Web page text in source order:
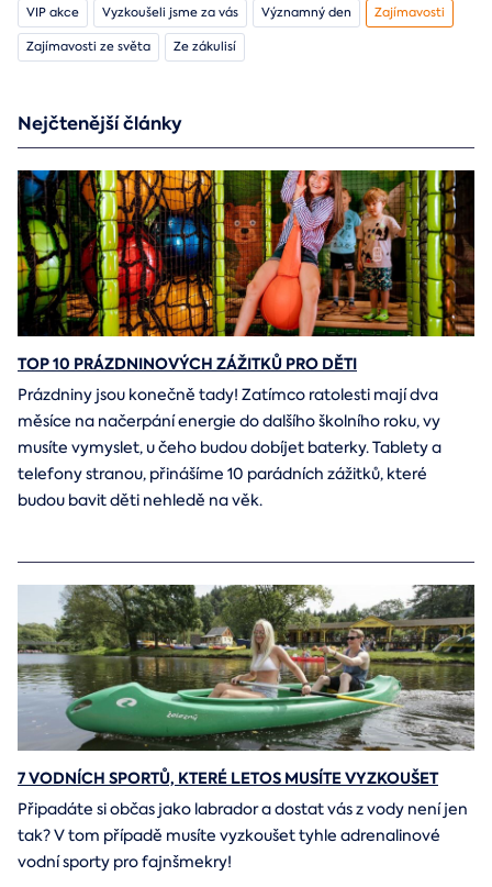
VIP akce Vyzkoušeli jsme za vás Významný den Zajímavosti
Zajímavosti ze světa Ze zákulisí
Nejčtenější články
TOP 10 PRÁZDNINOVÝCH ZÁŽITKŮ PRO DĚTI
Prázdniny jsou konečně tady! Zatímco ratolesti mají dva
měsíce na načerpání energie do dalšího školního roku, vy
musíte vymyslet, u čeho budou dobíjet baterky. Tablety a
telefony stranou, přinášíme 10 parádních zážitků, které
budou bavit děti nehledě na věk.
7 VODNÍCH SPORTŮ, KTERÉ LETOS MUSÍTE VYZKOUŠET
Připadáte si občas jako labrador a dostat vás z vody není jen
tak? V tom případě musíte vyzkoušet tyhle adrenalinové
vodní sporty pro fajnšmekry!